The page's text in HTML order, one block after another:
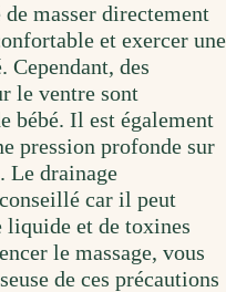
masser directement
et exercer une
Cependant, des
le ventre sont
bébé. Il est également
pression profonde sur
Le drainage
car il peut
liquide et de toxines
le massage, vous
de ces précautions